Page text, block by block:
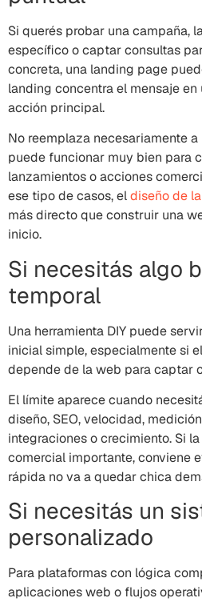
Si querés probar una campaña,
específico o captar consultas
concreta, una landing page
landing concentra el mensaje
acción principal.
No reemplaza necesariamente
puede funcionar muy bien para
lanzamientos o acciones
ese tipo de casos, eldiseño de
más directo que construir una
inicio.
Si necesitás algo
temporal
Una herramienta DIY puede
inicial simple, especialmente si
depende de la web para captar
El límite aparece cuando
diseño, SEO, velocidad,
integraciones o crecimiento. Si
comercial importante, conviene
rápida no va a quedar chica
Si necesitás un
personalizado
Para plataformas con lógica
aplicaciones web o flujos